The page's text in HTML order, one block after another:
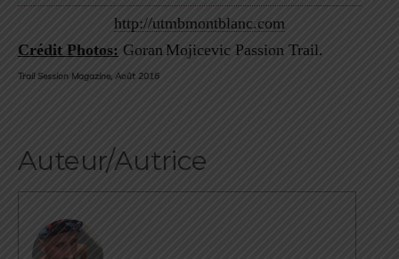
http://utmbmontblanc.com
Crédit Photos: Goran Mojicevic Passion Trail.
Trail Session Magazine, Août 2016
Auteur/Autrice